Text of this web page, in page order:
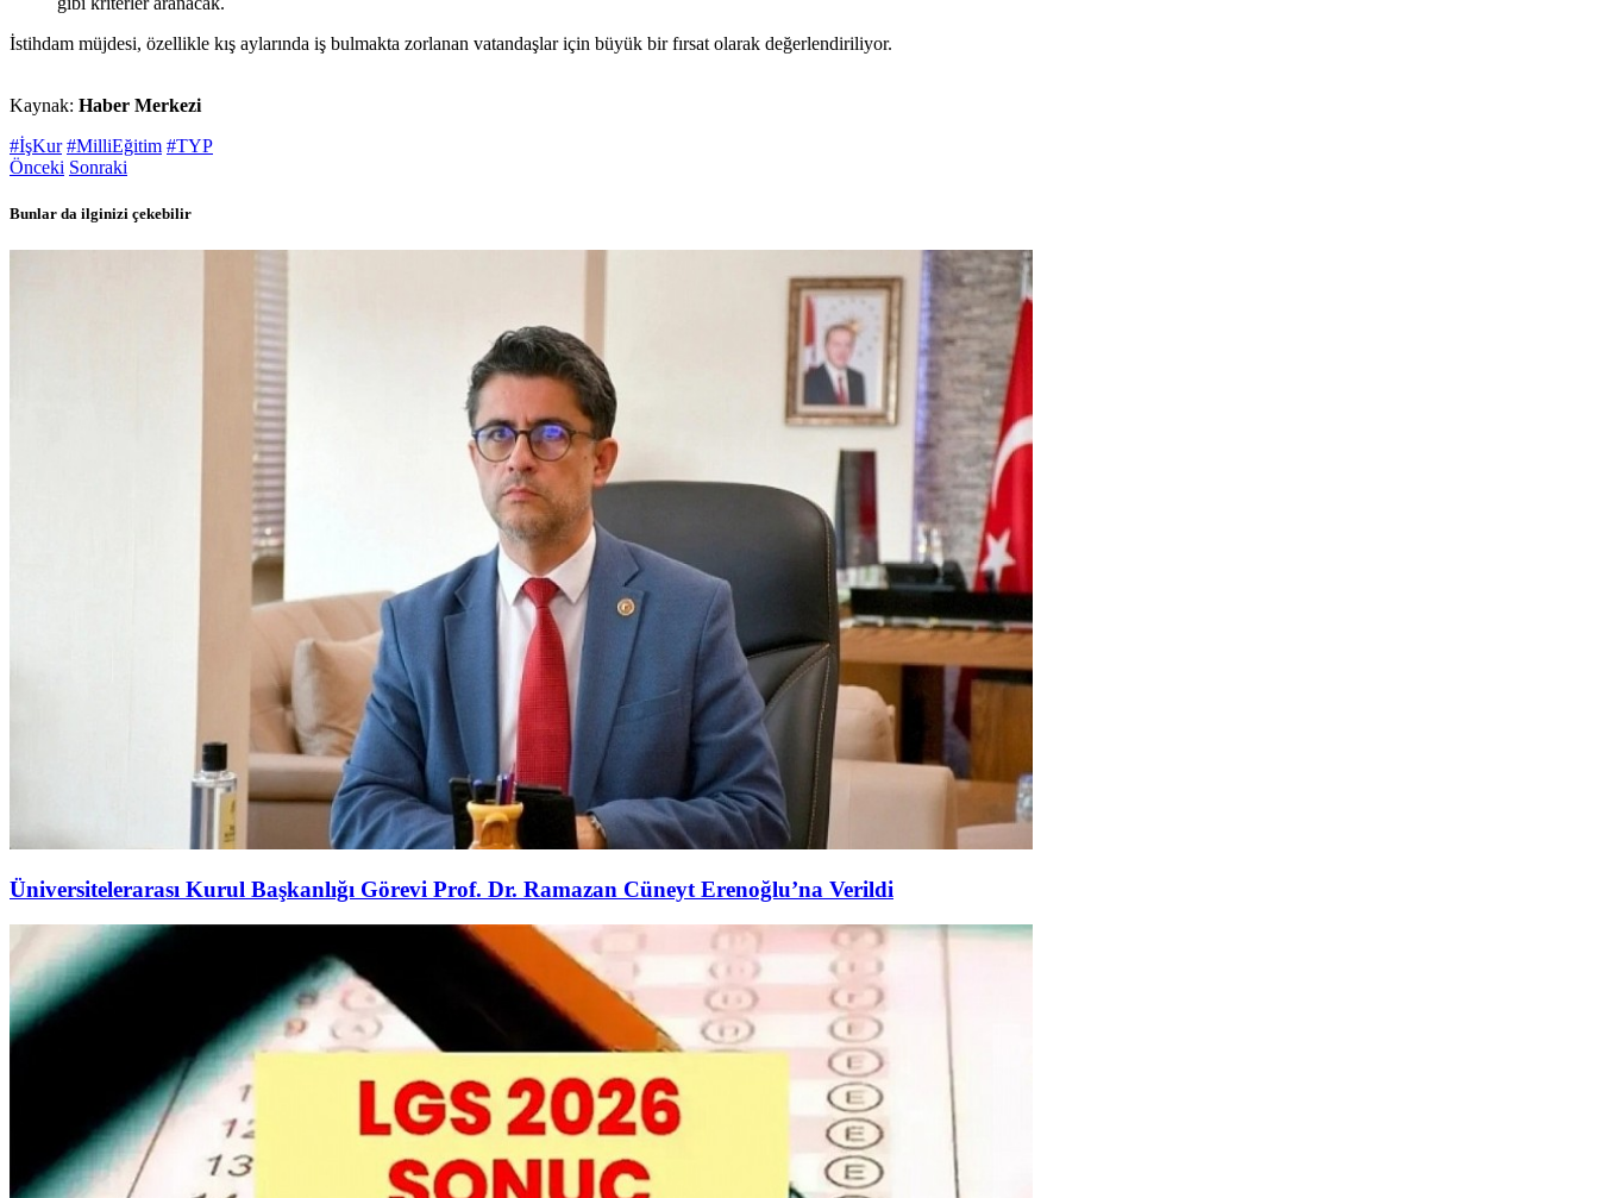
İstihdam müjdesi, özellikle kış aylarında iş bulmakta zorlanan vatandaşlar için büyük bir fırsat olarak değerlendiriliyor.
Kaynak: Haber Merkezi
#İşKur #MilliEğitim #TYP
Önceki Sonraki
Bunlar da ilginizi çekebilir
Üniversitelerarası Kurul Başkanlığı Görevi Prof. Dr. Ramazan Cüneyt Erenoğlu’na Verildi